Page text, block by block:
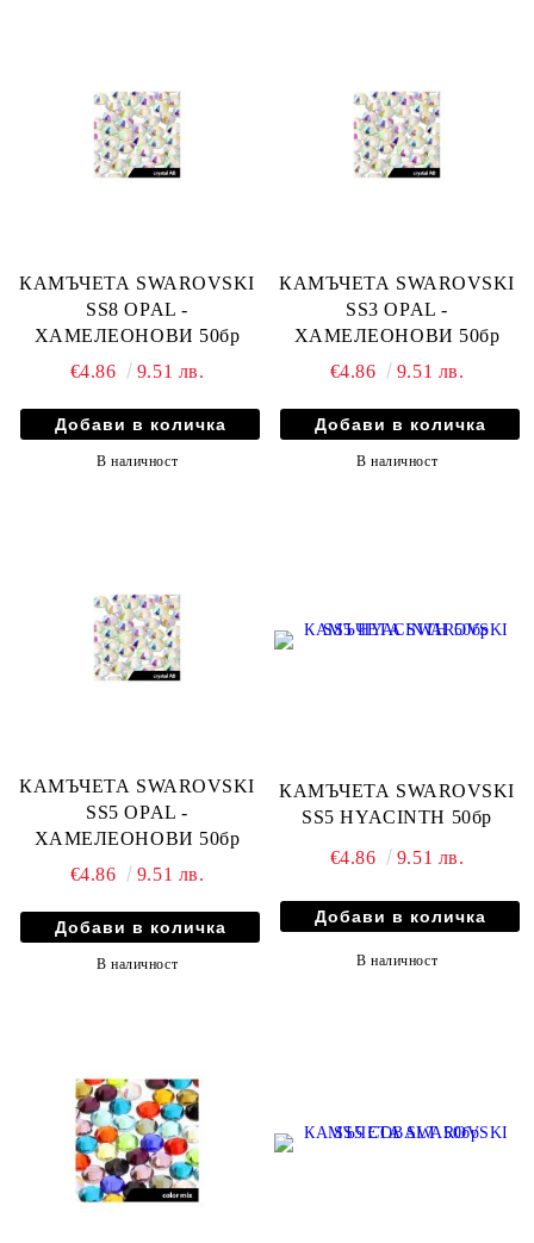
КАМЪЧЕТА SWAROVSKI
SS8 OPAL -
ХАМЕЛЕОНОВИ 50бр
€4.86
9.51 лв.
В наличност
КАМЪЧЕТА SWAROVSKI
SS3 OPAL -
ХАМЕЛЕОНОВИ 50бр
€4.86
9.51 лв.
В наличност
КАМЪЧЕТА SWAROVSKI
SS5 OPAL -
ХАМЕЛЕОНОВИ 50бр
€4.86
9.51 лв.
В наличност
КАМЪЧЕТА SWAROVSKI
SS5 HYACINTH 50бр
€4.86 9.51 лв.
В наличност